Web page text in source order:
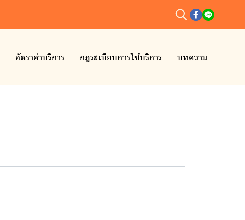
อัตราค่าบริการ กฎระเบียบการใช้บริการ บทความ